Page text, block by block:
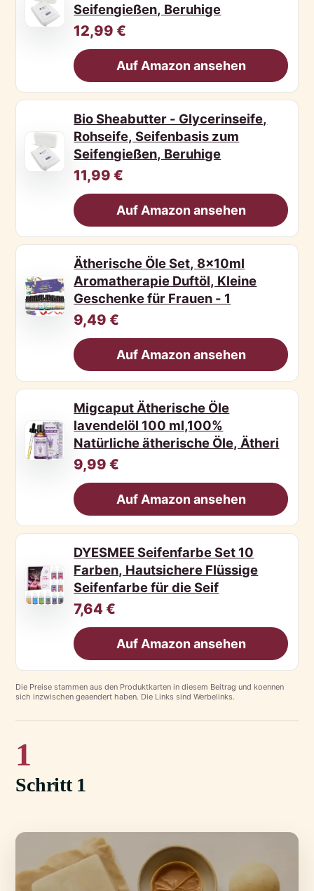
Seifengießen, Beruhige
12,99 €
Auf Amazon ansehen
Bio Sheabutter - Glycerinseife,
Rohseife, Seifenbasis zum
Seifengießen, Beruhige
11,99 €
Auf Amazon ansehen
Ätherische Öle Set, 8x10ml
Aromatherapie Duftöl, Kleine
Geschenke für Frauen - 1
9,49 €
Auf Amazon ansehen
Migcaput Ätherische Öle
lavendelöl 100 ml,100%
Natürliche ätherische Öle, Ätheri
9,99 €
Auf Amazon ansehen
DYESMEE Seifenfarbe Set 10
Farben, Hautsichere Flüssige
Seifenfarbe für die Seif
7,64 €
Auf Amazon ansehen
Die Preise stammen aus den Produktkarten in diesem Beitrag und koennen
sich inzwischen geaendert haben. Die Links sind Werbelinks.
1
Schritt 1